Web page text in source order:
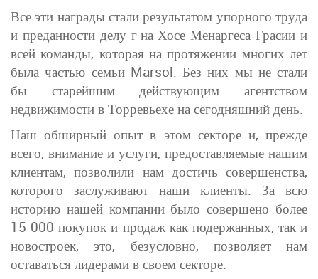
Все эти награды стали результатом упорного труда
и преданности делу г-на Хосе Менаргеса Грасии и
всей команды, которая на протяжении многих лет
была частью семьи Marsol. Без них мы не стали
бы старейшим действующим агентством
недвижимости в Торревьехе на сегодняшний день.
Наш обширный опыт в этом секторе и, прежде
всего, внимание и услуги, предоставляемые нашим
клиентам, позволили нам достичь совершенства,
которого заслуживают наши клиенты. За всю
историю нашей компании было совершено более
15 000 покупок и продаж как подержанных, так и
новостроек, это, безусловно, позволяет нам
оставаться лидерами в своем секторе.